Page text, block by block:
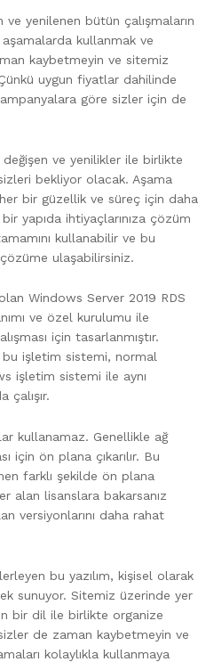
yenilenen bütün çalışmaların
kullanmak ve
kaybetmeyin ve sitemiz
uygun fiyatlar dahilinde
göre sizler için de
ve yenilikler ile birlikte
bekliyor olacak. Aşama
bir güzellik ve süreç için daha
yapıda ihtiyaçlarınıza çözüm
kullanabilir ve bu
ulaşabilirsiniz.
Windows Server 2019 RDS
ve özel kurulumu ile
için tasarlanmıştır.
işletim sistemi, normal
işletim sistemi ile aynı
çalışır.
kullanamaz. Genellikle ağ
için ön plana çıkarılır. Bu
farklı şekilde ön plana
alan lisanslara bakarsanız
versiyonlarını daha rahat
bu yazılım, kişisel olarak
sunuyor. Sitemiz üzerinde yer
bir dil ile birlikte organize
de zaman kaybetmeyin ve
kolaylıkla kullanmaya